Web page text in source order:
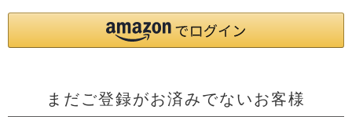
まだご登録がお済みでないお客様